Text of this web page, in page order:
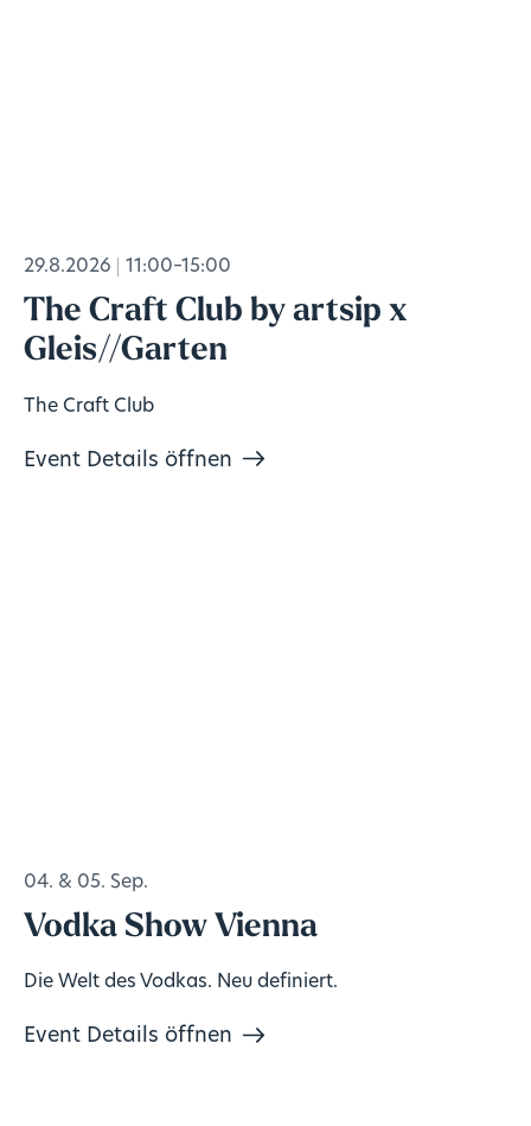
29.8.2026 11:00–15:00
The Craft Club by artsip x
Gleis//Garten
The Craft Club
Event Details öffnen
04. & 05. Sep.
Vodka Show Vienna
Die Welt des Vodkas. Neu definiert.
Event Details öffnen